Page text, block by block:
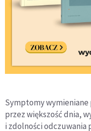
Symptomy
przez większość dnia,
i zdolności odczuwania